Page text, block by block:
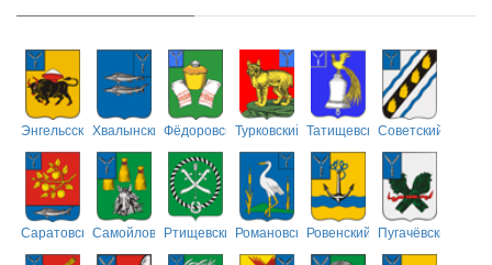
ЭнгельсскийХвалынскийФёдоровскийТурковский ТатищевскийСоветский
СаратовскийСамойловскийРтищевскийРомановскийРовенский Пугачёвский